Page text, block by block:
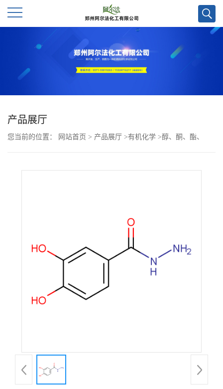
公
产品展厅
您当前的位置： 网站首页 > 产品展厅 >有机化学 >醇、酮、酯、